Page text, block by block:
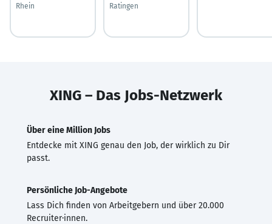
Rhein
Ratingen
XING – Das Jobs-Netzwerk
Über eine Million Jobs
Entdecke mit XING genau den Job, der wirklich zu Dir
passt.
Persönliche Job-Angebote
Lass Dich finden von Arbeitgebern und über 20.000
Recruiter·innen.